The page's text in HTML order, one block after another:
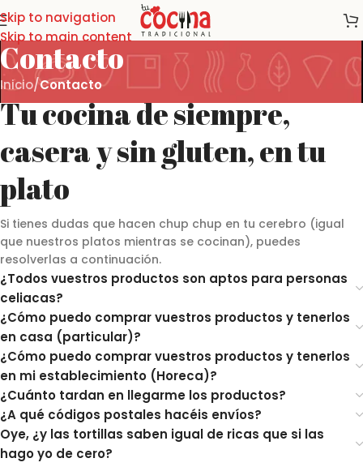
Skip to navigation
Skip to main content
Contacto
Inicio/Contacto
Tu cocina de siempre,
casera y sin gluten, en tu
plato
Si tienes dudas que hacen chup chup en tu cerebro (igual
que nuestros platos mientras se cocinan), puedes
resolverlas a continuación.
¿Todos vuestros productos son aptos para personas
celiacas?
¿Cómo puedo comprar vuestros productos y tenerlos
en casa (particular)?
¿Cómo puedo comprar vuestros productos y tenerlos
en mi establecimiento (Horeca)?
¿Cuánto tardan en llegarme los productos?
¿A qué códigos postales hacéis envíos?
Oye, ¿y las tortillas saben igual de ricas que si las
hago yo de cero?